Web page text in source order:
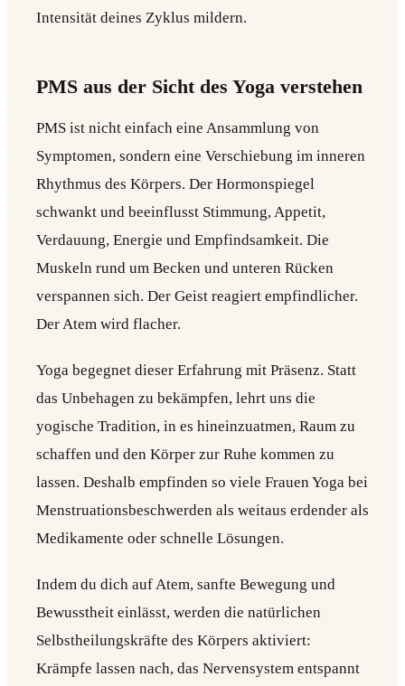
Intensität deines Zyklus mildern.
PMS aus der Sicht des Yoga verstehen
PMS ist nicht einfach eine Ansammlung von
Symptomen, sondern eine Verschiebung im inneren
Rhythmus des Körpers. Der Hormonspiegel
schwankt und beeinflusst Stimmung, Appetit,
Verdauung, Energie und Empfindsamkeit. Die
Muskeln rund um Becken und unteren Rücken
verspannen sich. Der Geist reagiert empfindlicher.
Der Atem wird flacher.
Yoga begegnet dieser Erfahrung mit Präsenz. Statt
das Unbehagen zu bekämpfen, lehrt uns die
yogische Tradition, in es hineinzuatmen, Raum zu
schaffen und den Körper zur Ruhe kommen zu
lassen. Deshalb empfinden so viele Frauen Yoga bei
Menstruationsbeschwerden als weitaus erdender als
Medikamente oder schnelle Lösungen.
Indem du dich auf Atem, sanfte Bewegung und
Bewusstheit einlässt, werden die natürlichen
Selbstheilungskräfte des Körpers aktiviert:
Krämpfe lassen nach, das Nervensystem entspannt